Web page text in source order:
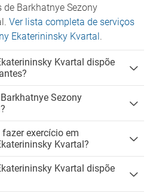
Barkhatnye Sezony
Ver lista completa de serviços
Ekaterininsky Kvartal.
Kvartal dispõe
Sezony
exercício em
Kvartal?
Kvartal dispõe